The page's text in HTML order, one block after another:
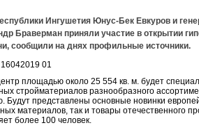
Ингушетия Юнус-Бек Евкуров и
Браверман приняли участие в открытии
сообщили на днях профильные источники.
площадью около 25 554 кв. м. будет
стройматериалов разнообразного
Будут представлены основные новинки
материалов, так и товары отечественного
более 100 человек.